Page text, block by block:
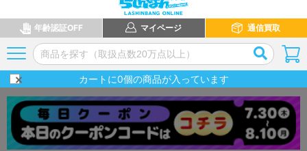
年齢認証OFF マイページ 通信買取
カートに0個の商品が入っています